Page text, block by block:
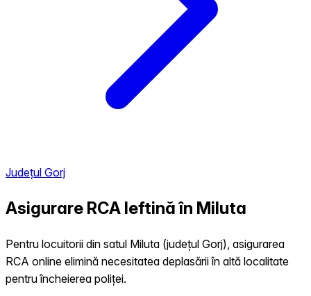
Județul Gorj
Asigurare RCA Ieftină în Miluta
Pentru locuitorii din satul Miluta (județul Gorj), asigurarea
RCA online elimină necesitatea deplasării în altă localitate
pentru încheierea poliței.